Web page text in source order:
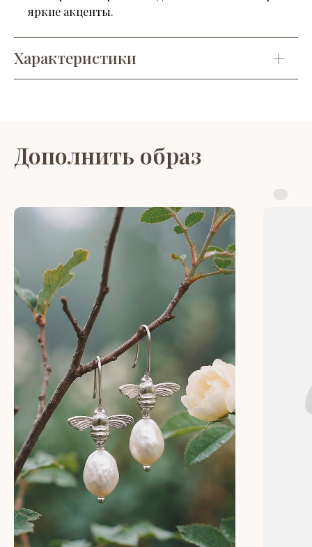
яркие акценты.
Характеристики
Дополнить образ